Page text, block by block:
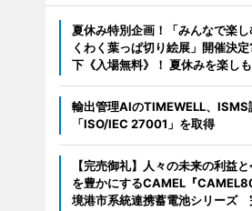
夏休み特別企画！「みんなで楽
くわく葉っぱ切り絵展」開催決
下《入場無料》！ 夏休みを楽しも
輸出管理AIのTIMEWELL、ISMS
「ISO/IEC 27001」を取得
【完売御礼】人々の未来の利益
を豊かにするCAMEL『
境港市系統連携蓄電池シリーズ